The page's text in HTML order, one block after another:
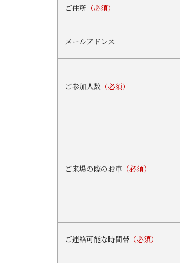
ご住所 （必須）
メールアドレス
ご参加人数 （必須）
ご来場の際のお車 （必須）
ご連絡可能な時間帯 （必須）